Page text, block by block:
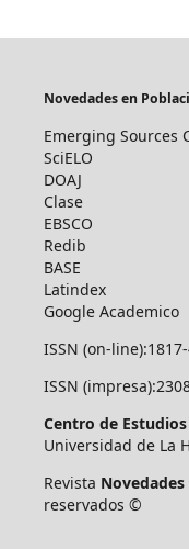
Novedades en
Emerging Sources
SciELO
DOAJ
Clase
EBSCO
Redib
BASE
Latindex
Google Academico
ISSN (on-
ISSN
Centro de
Universidad de La
Revista
reservados ©